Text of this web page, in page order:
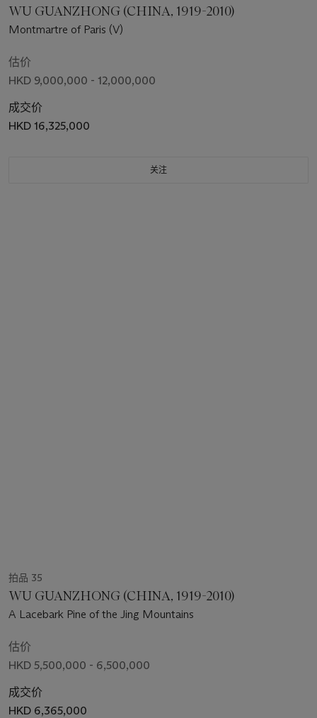
WU GUANZHONG (CHINA, 1919-2010)
Montmartre of Paris (V)
估价
HKD 9,000,000 - 12,000,000
成交价
HKD 16,325,000
关注
拍品 35
WU GUANZHONG (CHINA, 1919-2010)
A Lacebark Pine of the Jing Mountains
估价
HKD 5,500,000 - 6,500,000
成交价
HKD 6,365,000